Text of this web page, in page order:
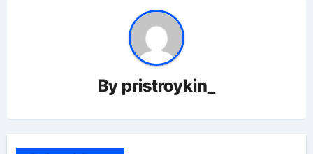
By pristroykin_